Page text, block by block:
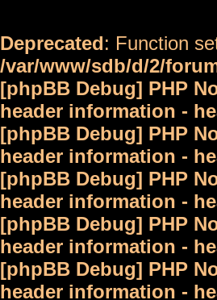
Deprecated: Function
/var/www/sdb/d/2/
[phpBB Debug] PHP
header information -
[phpBB Debug] PHP
header information -
[phpBB Debug] PHP
header information -
[phpBB Debug] PHP
header information -
[phpBB Debug] PHP
header information -